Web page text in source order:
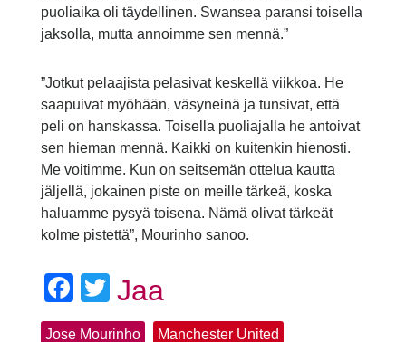
puoliaika oli täydellinen. Swansea paransi toisella
jaksolla, mutta annoimme sen mennä.”
”Jotkut pelaajista pelasivat keskellä viikkoa. He
saapuivat myöhään, väsyneinä ja tunsivat, että
peli on hanskassa. Toisella puoliajalla he antoivat
sen hieman mennä. Kaikki on kuitenkin hienosti.
Me voitimme. Kun on seitsemän ottelua kautta
jäljellä, jokainen piste on meille tärkeä, koska
haluamme pysyä toisena. Nämä olivat tärkeät
kolme pistettä”, Mourinho sanoo.
Facebook
Twitter
Jaa
Jose Mourinho Manchester United